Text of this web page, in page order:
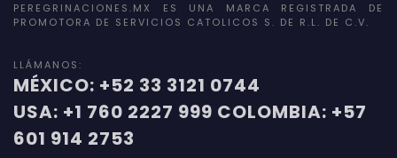
PEREGRINACIONES.MX ES UNA MARCA REGISTRADA DE
PROMOTORA DE SERVICIOS CATOLICOS S. DE R.L. DE C.V.
LLÁMANOS:
MÉXICO: +52 33 3121 0744
USA: +1 760 2227 999 COLOMBIA: +57
601 914 2753